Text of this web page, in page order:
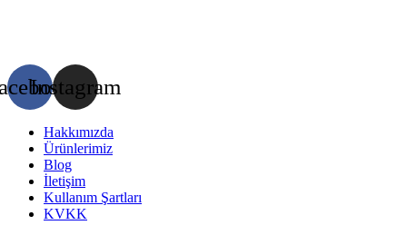
Instagram
Hakkımızda
Ürünlerimiz
Blog
İletişim
Kullanım Şartları
KVKK